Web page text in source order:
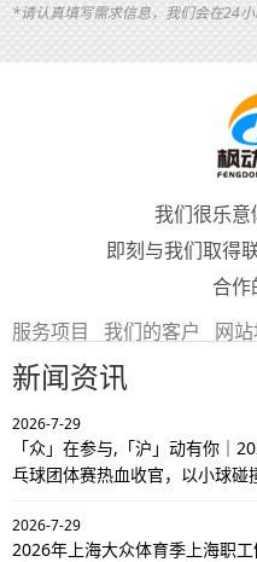
*请认真填写需求信息，我们会在24小
我们很乐意
即刻与我们取得
合作
服务项目
我们的客户 网
新闻资讯
2026-7-29
「众」在参与,「沪」动有你｜
乓球团体赛热血收官，以小球碰
2026-7-29
2026年上海大众体育季上海职